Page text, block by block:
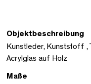
Objektbeschreibung
Kunstleder, Kunststoff ,
Acrylglas auf Holz
Maße